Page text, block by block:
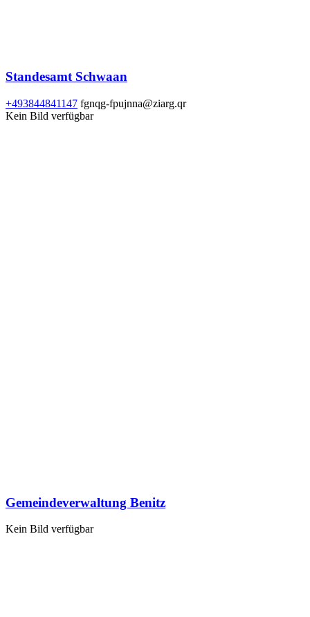
Standesamt Schwaan
+493844841147 fgnqg-fpujnna@ziarg.qr
Kein Bild verfügbar
Gemeindeverwaltung Benitz
Kein Bild verfügbar